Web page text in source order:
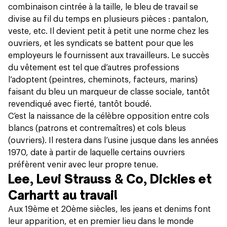
combinaison cintrée à la taille, le bleu de travail se
divise au fil du temps en plusieurs pièces : pantalon,
veste, etc. Il devient petit à petit une norme chez les
ouvriers, et les syndicats se battent pour que les
employeurs le fournissent aux travailleurs. Le succès
du vêtement est tel que d’autres professions
l’adoptent (peintres, cheminots, facteurs, marins)
faisant du bleu un marqueur de classe sociale, tantôt
revendiqué avec fierté, tantôt boudé.
C’est la naissance de la célèbre opposition entre cols
blancs (patrons et contremaîtres) et cols bleus
(ouvriers). Il restera dans l’usine jusque dans les années
1970, date à partir de laquelle certains ouvriers
préfèrent venir avec leur propre tenue.
Lee, Levi Strauss & Co, Dickies et
Carhartt au travail
Aux 19ème et 20ème siècles, les jeans et denims font
leur apparition, et en premier lieu dans le monde